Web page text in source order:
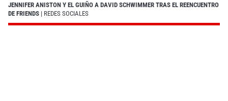
JENNIFER ANISTON Y EL GUIÑO A DAVID SCHWIMMER TRAS EL REENCUENTRO
DE FRIENDS | REDES SOCIALES